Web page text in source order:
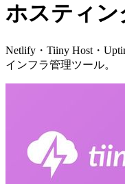
ホスティ
Netlify・Tiiny Host・
インフラ管理ツール。